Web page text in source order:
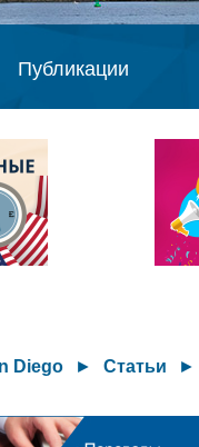
Публикации
Diego ► Статьи ►